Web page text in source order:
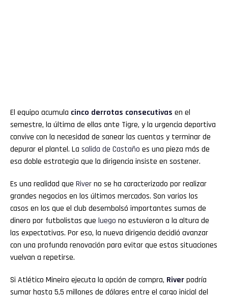
El equipo acumula cinco derrotas consecutivas en el
semestre, la última de ellas ante Tigre, y la urgencia deportiva
convive con la necesidad de sanear las cuentas y terminar de
depurar el plantel. La salida de Castaño es una pieza más de
esa doble estrategia que la dirigencia insiste en sostener.
Es una realidad que Riverno se ha caracterizado por realizar
grandes negocios en los últimos mercados. Son varios los
casos en los que el club desembolsó importantes sumas de
dinero por futbolistas que luego no estuvieron a la altura de
las expectativas. Por eso, la nueva dirigencia decidió avanzar
con una profunda renovación para evitar que estas situaciones
vuelvan a repetirse.
Si Atlético Mineiro ejecuta la opción de compra, Riverpodría
sumar hasta 5,5 millones de dólares entre el cargo inicial del